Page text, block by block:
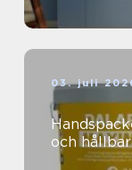
03. juli
och